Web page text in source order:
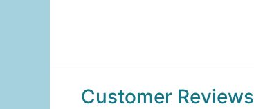
Customer Reviews